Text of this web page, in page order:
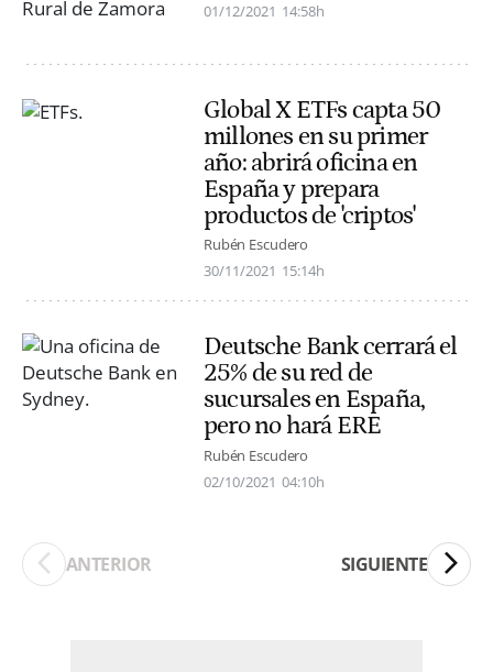
01/12/2021 14:58h
Global X ETFs capta 50
millones en su primer
año: abrirá oficina en
España y prepara
productos de 'criptos'
Rubén Escudero
30/11/2021 15:14h
Deutsche Bank cerrará el
25% de su red de
sucursales en España,
pero no hará ERE
Rubén Escudero
02/10/2021 04:10h
ANTERIOR SIGUIENTE